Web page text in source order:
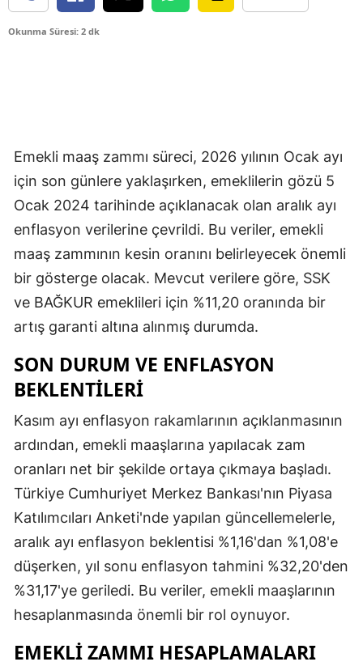
Okunma Süresi: 2 dk
Emekli maaş zammı süreci, 2026 yılının Ocak ayı
için son günlere yaklaşırken, emeklilerin gözü 5
Ocak 2024 tarihinde açıklanacak olan aralık ayı
enflasyon verilerine çevrildi. Bu veriler, emekli
maaş zammının kesin oranını belirleyecek önemli
bir gösterge olacak. Mevcut verilere göre, SSK
ve BAĞKUR emeklileri için %11,20 oranında bir
artış garanti altına alınmış durumda.
SON DURUM VE ENFLASYON
BEKLENTILERI
Kasım ayı enflasyon rakamlarının açıklanmasının
ardından, emekli maaşlarına yapılacak zam
oranları net bir şekilde ortaya çıkmaya başladı.
Türkiye Cumhuriyet Merkez Bankası'nın Piyasa
Katılımcıları Anketi'nde yapılan güncellemelerle,
aralık ayı enflasyon beklentisi %1,16'dan %1,08'e
düşerken, yıl sonu enflasyon tahmini %32,20'den
%31,17'ye geriledi. Bu veriler, emekli maaşlarının
hesaplanmasında önemli bir rol oynuyor.
EMEKLI ZAMMI HESAPLAMALARI